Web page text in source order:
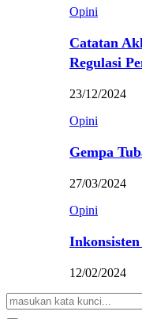
Opini
Catatan
Regulasi
23/12/2024
Opini
Gempa
27/03/2024
Opini
12/02/2024
Search
for: